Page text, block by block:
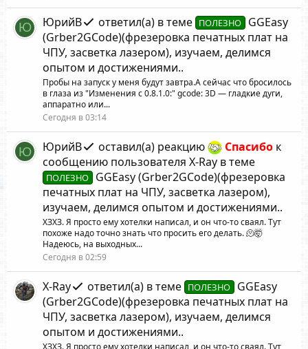
Ю ЮрийВ ответил(а) в теме ПОЛЕЗНО
GGEasy
(Grber2GCode)(фрезеровка печатных плат на
ЧПУ, засветка лазером), изучаем, делимся
опытом и достижениями..
Пробы на запуск у меня будут завтра.А сейчас что бросилось
в глаза из "Изменения с 0.8.1.0:" gcode: 3D — гладкие дуги,
аппаратно или...
Сегодня в 03:14
Ю ЮрийВ оставил(а) реакцию Спасибо к
сообщению пользователя X-Ray в теме
ПОЛЕЗНО
GGEasy (Grber2GCode)(фрезеровка
печатных плат на ЧПУ, засветка лазером),
изучаем, делимся опытом и достижениями..
ХЗХЗ. Я просто ему хотелки написал, и он что-то сваял. Тут
похоже надо точно знать что просить его делать. 🫠🤯
Надеюсь, на выходных...
Сегодня в 02:59
X-Ray ответил(а) в теме ПОЛЕЗНО
GGEasy
(Grber2GCode)(фрезеровка печатных плат на
ЧПУ, засветка лазером), изучаем, делимся
опытом и достижениями..
ХЗХЗ. Я просто ему хотелки написал, и он что-то сваял. Тут